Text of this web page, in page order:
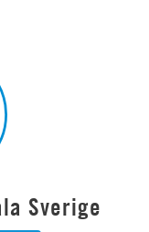
Sverige